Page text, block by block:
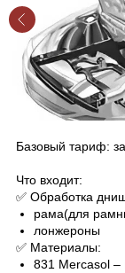
Базовый тариф:
Что входит:
✅ Обработка
рама(для
лонжероны
✅ Материалы:
831 Mercasol –